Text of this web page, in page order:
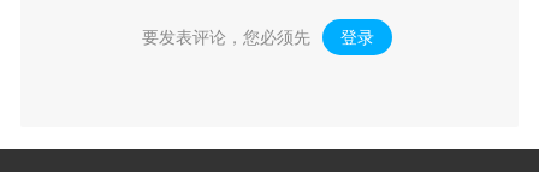
要发表评论，您必须先 登录 。